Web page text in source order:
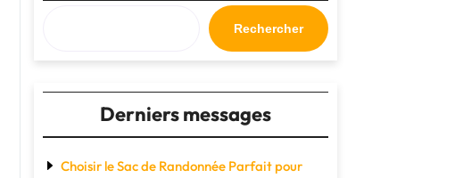
Rechercher
Derniers messages
Choisir le Sac de Randonnée Parfait pour